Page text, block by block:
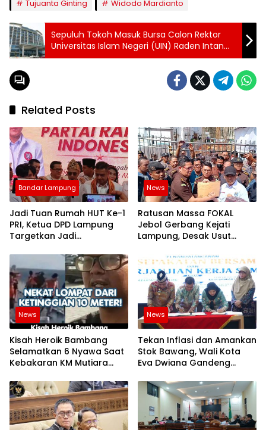
Tujuanta Ginting
Widodo Mardianto
Sepuluh Tokoh Masuk Bursa Calon Rektor
Universitas Islam Negeri (UIN) Raden Intan
Lampung Periode 2026-2030, Termasuk
Petahana Prof. Wan Jamaluddin
Related Posts
Bandar Lampung
Jadi Tuan Rumah HUT Ke-1
PRI, Ketua DPD Lampung
Targetkan Jadi
Nasional Terbesar di
Pemilu 2029
News
Ratusan Massa FOKAL
Jebol Gerbang Kejati
Lampung, Desak Usut
Pemprov 3 Hektare
News
Kisah Heroik Bambang
Selamatkan 6 Nyawa Saat
Kebakaran KM Mutiara
News
Tekan Inflasi dan Amankan
Stok Bawang, Wali Kota
Eva Dwiana Gandeng